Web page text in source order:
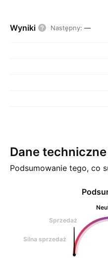
Wyniki Następny: —
Dane techniczne
Podsumowanie tego, co
Sprzedaż
Silna sprzedaż